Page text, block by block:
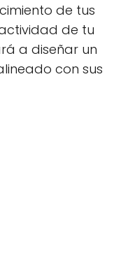
de tus
de tu
a diseñar un
con sus